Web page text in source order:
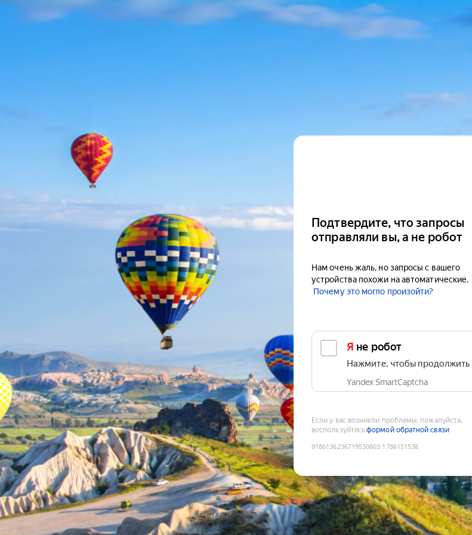
Подтвердите, что запросы
отправляли вы, а не робот
Нам очень жаль, но запросы с вашего
устройства похожи на автоматические.
Почему это могло произойти?
Я не робот
Нажмите, чтобы продолжить
Yandex SmartCaptcha
Если у вас возникли проблемы, пожалуйста,
воспользуйтесьформой обратной связи
9186136236719530603:1786151538